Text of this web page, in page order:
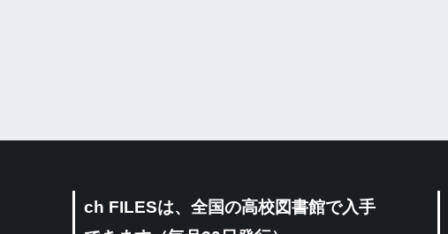
ch FILESは、全国の高校図書館で入手